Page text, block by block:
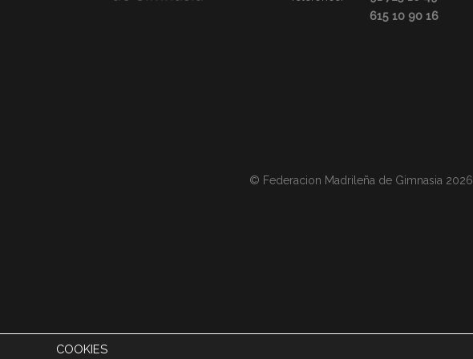
615 10 90 16
© Federacion Madrileña de Gimnasia 2026
COOKIES